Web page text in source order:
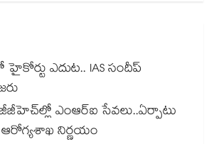
హైకోర్టు ఎదుట.. IAS సందీప్
ఎంఆర్ఐ సేవలు..ఏర్పాటు
నిర్ణయం